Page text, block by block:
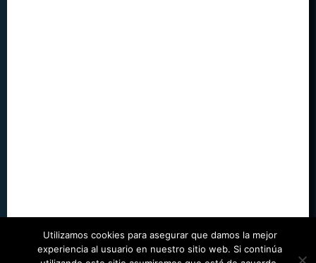
Utilizamos cookies para asegurar que damos la mejor
experiencia al usuario en nuestro sitio web. Si continúa